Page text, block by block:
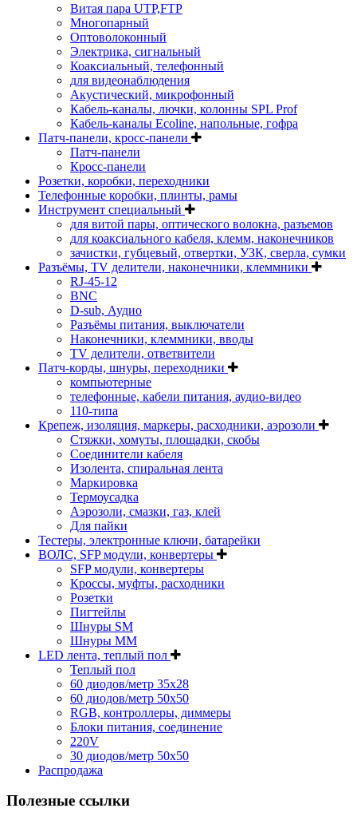
Витая пара UTP,FTP
Многопарный
Оптоволоконный
Электрика, сигнальный
Коаксиальный, телефонный
для видеонаблюдения
Акустический, микрофонный
Кабель-каналы, лючки, колонны SPL Prof
Кабель-каналы Ecoline, напольные, гофра
Патч-панели, кросс-панели
Патч-панели
Кросс-панели
Розетки, коробки, переходники
Телефонные коробки, плинты, рамы
Инструмент специальный
для витой пары, оптического волокна, разъемов
для коаксиального кабеля, клемм, наконечников
зачистки, губцевый, отвертки, УЗК, сверла, сумки
Разъёмы, TV делители, наконечники, клеммники
RJ-45-12
BNC
D-sub, Аудио
Разъёмы питания, выключатели
Наконечники, клеммники, вводы
ТV делители, ответвители
Патч-корды, шнуры, переходники
компьютерные
телефонные, кабели питания, аудио-видео
110-типа
Крепеж, изоляция, маркеры, расходники, аэрозоли
Стяжки, хомуты, площадки, скобы
Соединители кабеля
Изолента, спиральная лента
Маркировка
Термоусадка
Аэрозоли, смазки, газ, клей
Для пайки
Тестеры, электронные ключи, батарейки
ВОЛС, SFP модули, конвертеры
SFP модули, конвертеры
Кроссы, муфты, расходники
Розетки
Пигтейлы
Шнуры SM
Шнуры MM
LED лента, теплый пол
Теплый пол
60 диодов/метр 35x28
60 диодов/метр 50x50
RGB, контроллеры, диммеры
Блоки питания, соединение
220V
30 диодов/метр 50х50
Распродажа
Полезные ссылки